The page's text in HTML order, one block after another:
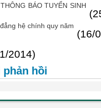
BÁO TUYỂN SINH
hệ chính quy năm
(16/
2014)
phản hồi